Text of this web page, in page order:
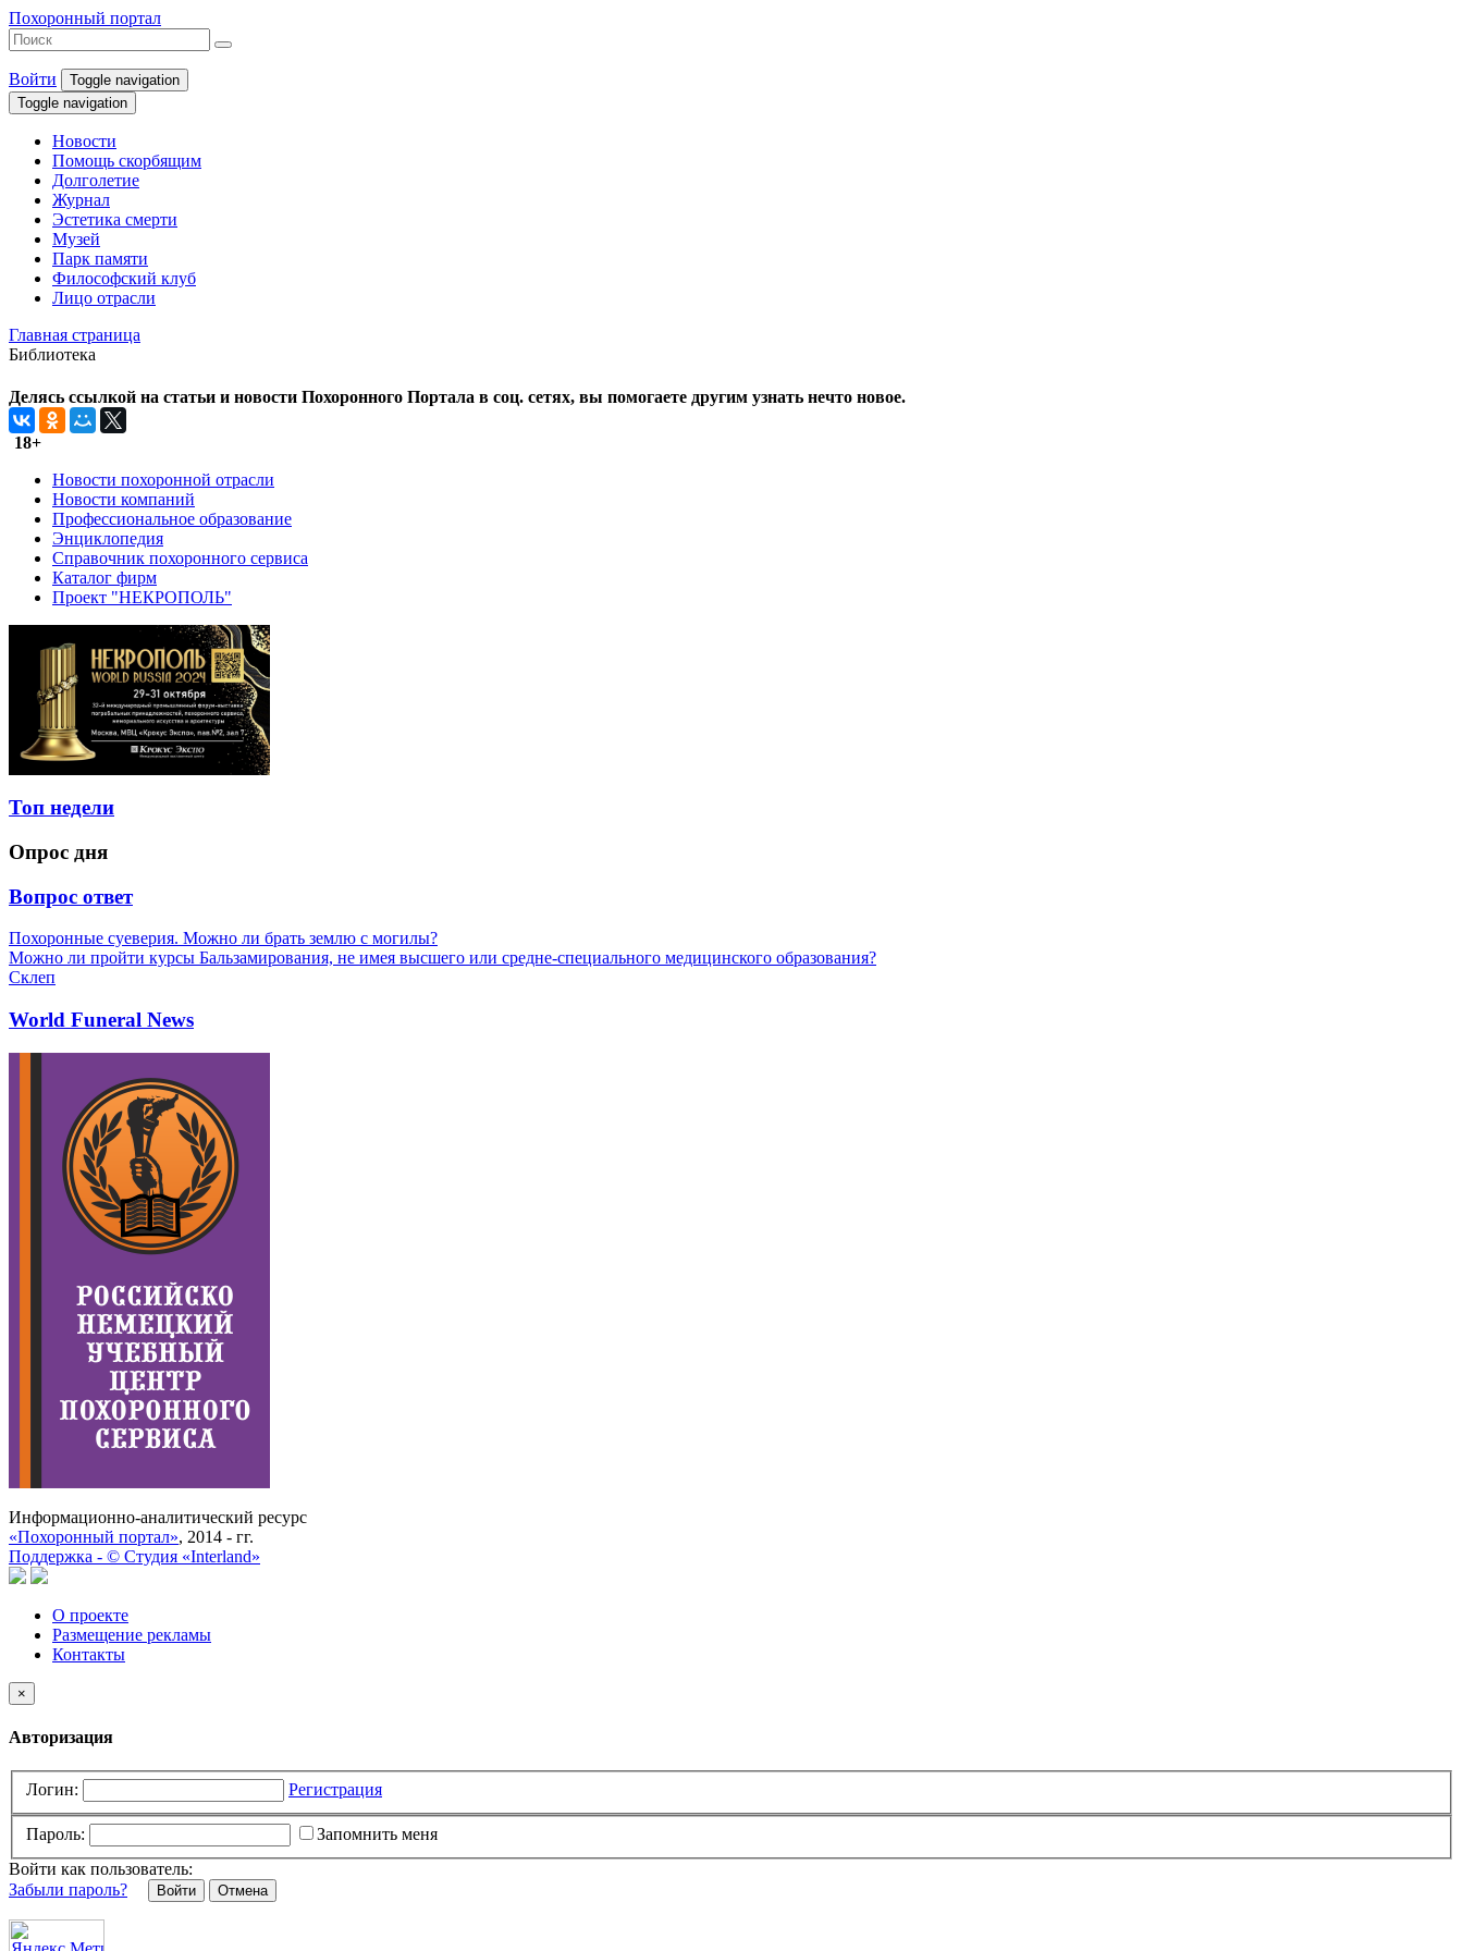
Похоронный портал
Войти
Toggle navigation
Toggle navigation
Новости
Помощь скорбящим
Долголетие
Журнал
Эстетика смерти
Музей
Парк памяти
Философский клуб
Лицо отрасли
Главная страница
Библиотека
Делясь ссылкой на статьи и новости Похоронного Портала в соц. сетях, вы помогаете другим узнать нечто новое.
18+
Новости похоронной отрасли
Новости компаний
Профессиональное образование
Энциклопедия
Справочник похоронного сервиса
Каталог фирм
Проект "НЕКРОПОЛЬ"
Топ недели
Опрос дня
Вопрос ответ
Похоронные суеверия. Можно ли брать землю с могилы?
Можно ли пройти курсы Бальзамирования, не имея высшего или средне-специального медицинского образования?
Склеп
World Funeral News
Информационно-аналитический ресурс
«Похоронный портал», 2014 - гг.
Поддержка - © Cтудия «Interland»
О проекте
Размещение рекламы
Контакты
×
Авторизация
Логин: Регистрация
Пароль:
Запомнить меня
Войти как пользователь:
Забыли пароль?
Отмена